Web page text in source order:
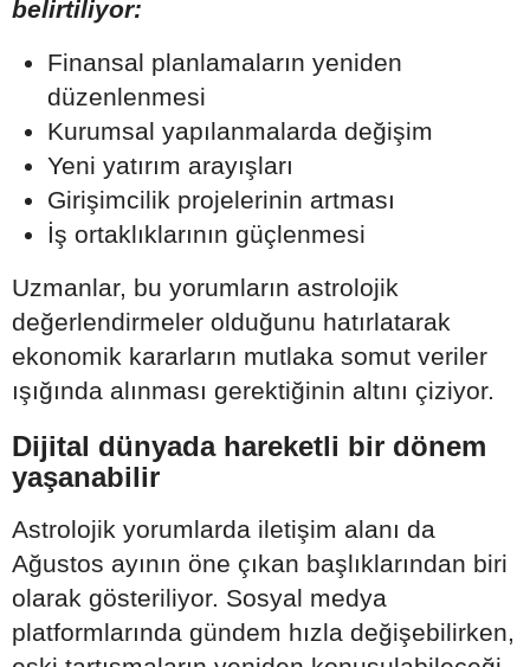
belirtiliyor:
Finansal planlamaların yeniden
düzenlenmesi
Kurumsal yapılanmalarda değişim
Yeni yatırım arayışları
Girişimcilik projelerinin artması
İş ortaklıklarının güçlenmesi
Uzmanlar, bu yorumların astrolojik
değerlendirmeler olduğunu hatırlatarak
ekonomik kararların mutlaka somut veriler
ışığında alınması gerektiğinin altını çiziyor.
Dijital dünyada hareketli bir dönem
yaşanabilir
Astrolojik yorumlarda iletişim alanı da
Ağustos ayının öne çıkan başlıklarından biri
olarak gösteriliyor. Sosyal medya
platformlarında gündem hızla değişebilirken,